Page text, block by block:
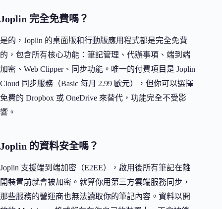
Joplin 完全免費嗎？
是的，Joplin 的桌面版和行動版應用程式都是完全免費
的，包含所有核心功能：筆記管理、代辦事項、端到端
加密、Web Clipper、同步功能。唯一的付費項目是 Joplin
Cloud 同步服務（Basic 每月 2.99 歐元），但你可以選擇
免費的 Dropbox 或 OneDrive 來替代，功能完全不受影
響。
Joplin 的資料安全嗎？
Joplin 支援端到端加密（E2EE），啟用後所有筆記在離
開裝置前就會被加密。就算你用第三方雲端服務同步，
那些服務的營運商也無法讀取你的筆記內容。資料以開